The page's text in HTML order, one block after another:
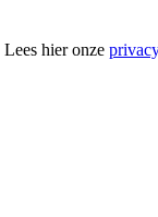
Lees hier onze